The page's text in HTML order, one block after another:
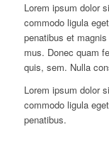
Lorem ipsum dolor
commodo ligula
penatibus et
mus. Donec quam
quis, sem. Nulla
Lorem ipsum dolor
commodo ligula
penatibus.